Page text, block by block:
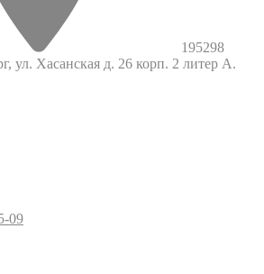
195298
ул. Хасанская д. 26 корп. 2 литер А.
09